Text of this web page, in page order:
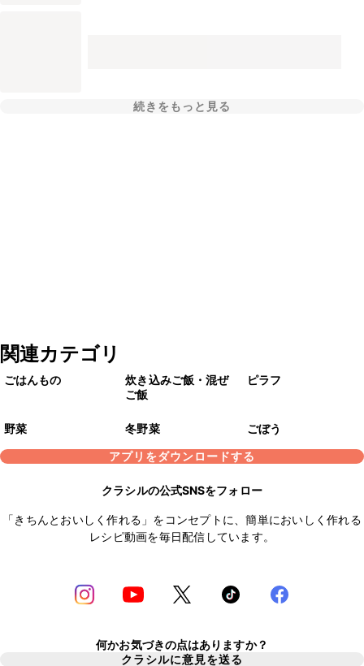
続きをもっと見る
関連カテゴリ
ごはんもの
炊き込みご飯・混ぜ
ご飯
ピラフ
野菜 冬野菜
ごぼう
アプリをダウンロードする
クラシルの公式SNSをフォロー
「きちんとおいしく作れる」をコンセプトに、簡単においしく作れる
レシピ動画を毎日配信しています。
何かお気づきの点はありますか？
クラシルに意見を送る